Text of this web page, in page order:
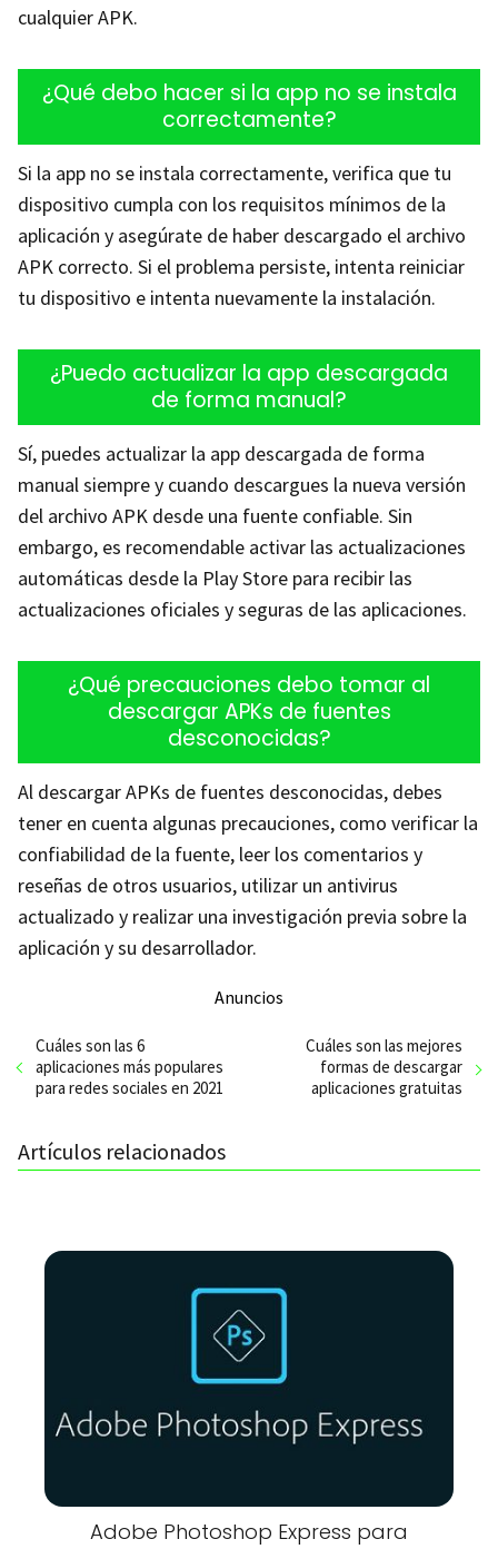
cualquier APK.
¿Qué debo hacer si la app no se instala
correctamente?
Si la app no se instala correctamente, verifica que tu
dispositivo cumpla con los requisitos mínimos de la
aplicación y asegúrate de haber descargado el archivo
APK correcto. Si el problema persiste, intenta reiniciar
tu dispositivo e intenta nuevamente la instalación.
¿Puedo actualizar la app descargada
de forma manual?
Sí, puedes actualizar la app descargada de forma
manual siempre y cuando descargues la nueva versión
del archivo APK desde una fuente confiable. Sin
embargo, es recomendable activar las actualizaciones
automáticas desde la Play Store para recibir las
actualizaciones oficiales y seguras de las aplicaciones.
¿Qué precauciones debo tomar al
descargar APKs de fuentes
desconocidas?
Al descargar APKs de fuentes desconocidas, debes
tener en cuenta algunas precauciones, como verificar la
confiabilidad de la fuente, leer los comentarios y
reseñas de otros usuarios, utilizar un antivirus
actualizado y realizar una investigación previa sobre la
aplicación y su desarrollador.
Anuncios
Cuáles son las 6
aplicaciones más populares
para redes sociales en 2021
Cuáles son las mejores
formas de descargar
aplicaciones gratuitas
Artículos relacionados
Adobe Photoshop Express para